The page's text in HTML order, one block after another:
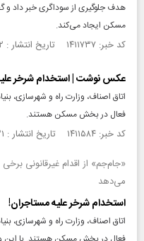
هدف جلوگیری از سوداگری خبر داد
مسکن ایجاد می‌کند.
کد خبر: ۱۴۱۱۷۳۷ تاریخ انتشار : ۱۴۰۲/۰۳/۲۲
عکس نوشت | استخدام شرخر
اتاق اصناف، وزارت راه و شهرسازی،
فعال در بخش مسکن هستند.
کد خبر: ۱۴۱۱۵۸۴ تاریخ انتشار : ۱۴۰۲/۰۳/۲۱
«جام‌جم» از اقدام غیرقانونی
می‌دهد
استخدام شرخر علیه مستاجران!
اتاق اصناف، وزارت راه و شهرسازی،